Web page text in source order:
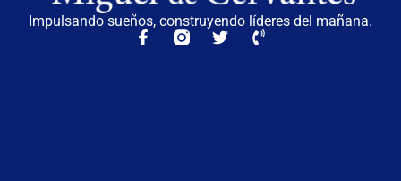
Impulsando sueños, construyendo líderes del mañana.